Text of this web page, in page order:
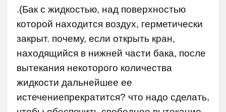
.(Бак с жидкостью, над поверхностью
которой находится воздух, герметически
закрыт. почему, если открыть кран,
находящийся в нижней части бака, после
вытекания некоторого количества
жидкости дальнейшее ее
истечениепрекратится? что надо сделать,